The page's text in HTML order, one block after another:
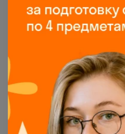
3
1
3
2
12–36 1